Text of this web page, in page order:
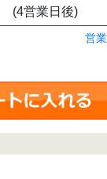
(4営業日後)
営